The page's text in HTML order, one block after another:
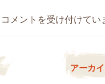
通
る
を
書
コメントを受け付けてい
アーカ